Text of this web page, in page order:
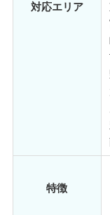
対応エリア
特徴